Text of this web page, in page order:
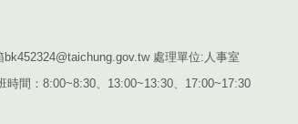
處理單位:人事室
間：8:00~8:30、13:00~13:30、17:00~17:30